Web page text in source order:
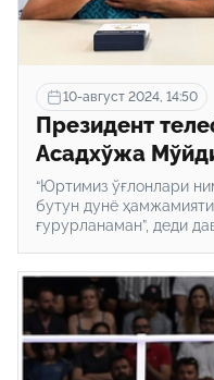
10-август 2024, 14:50
Президент
Асадхўжа
Лазизбек
табриклади
“Юртимиз ўғлонлари
бутун дунё
ғурурланаман”, деди